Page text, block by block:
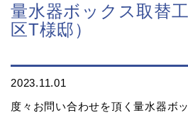
量水器ボックス取替
区T様邸）
2023.11.01
度々お問い合わせを頂く量水器ボ